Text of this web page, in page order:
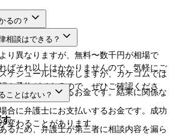
るの？
り異なりますが、無料〜数千円が相場で
ばそれ以上はかかりませんので、気軽にご
相談はできる？
ケジュールに依存しますが、カケコムでは
や予約ができるので、ぜひご確認くださ
際にお支払いするお金です。結果に関係な
合に弁護士にお支払いするお金です。成功
変わることがあります。
ことはない？
るため、弁護士が第三者に相談内容を漏ら